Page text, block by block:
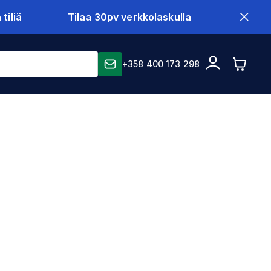
tiliä Tilaa 30pv verkkolaskulla
+358 400 173 298